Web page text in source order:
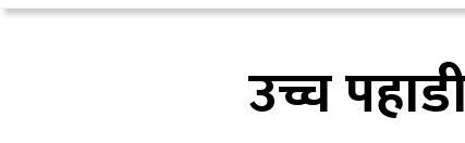
उच्च